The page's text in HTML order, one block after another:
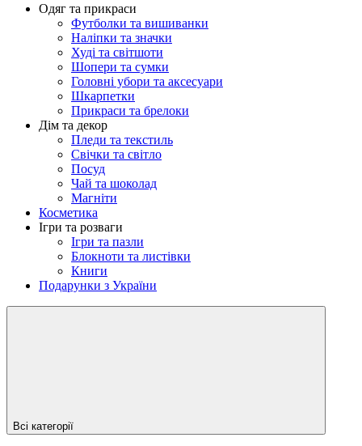
Одяг та прикраси
Футболки та вишиванки
Наліпки та значки
Худі та світшоти
Шопери та сумки
Головні убори та аксесуари
Шкарпетки
Прикраси та брелоки
Дім та декор
Пледи та текстиль
Свічки та світло
Посуд
Чай та шоколад
Магніти
Косметика
Ігри та розваги
Ігри та пазли
Блокноти та листівки
Книги
Подарунки з України
Всі категорії